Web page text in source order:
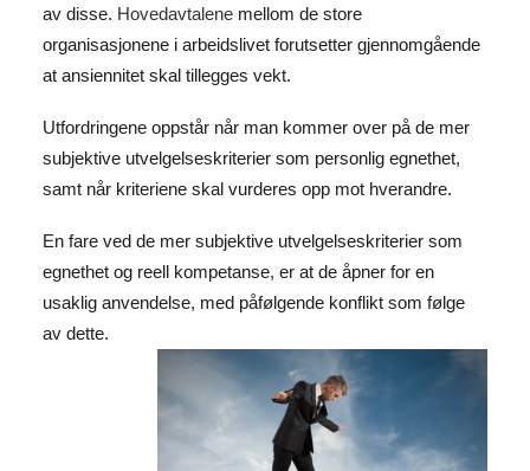
av disse. Hovedavtalene mellom de store
organisasjonene i arbeidslivet forutsetter gjennomgående
at ansiennitet skal tillegges vekt.
Utfordringene oppstår når man kommer over på de mer
subjektive utvelgelseskriterier som personlig egnethet,
samt når kriteriene skal vurderes opp mot hverandre.
En fare ved de mer subjektive utvelgelseskriterier som
egnethet og reell kompetanse, er at de åpner for en
usaklig anvendelse, med påfølgende konflikt som følge
av dette.